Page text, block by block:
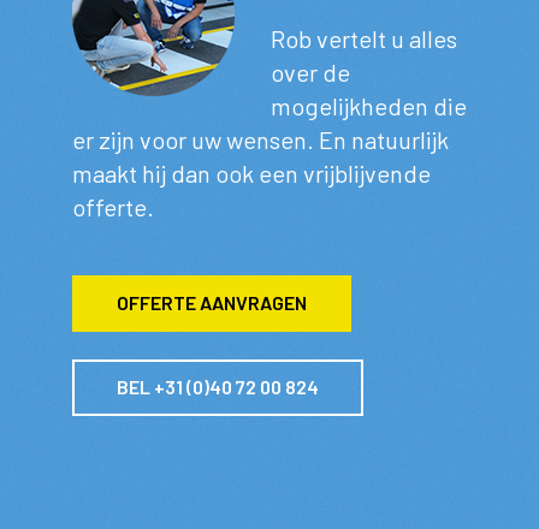
Rob vertelt u alles
over de
mogelijkheden die
er zijn voor uw wensen. En natuurlijk
maakt hij dan ook een vrijblijvende
offerte.
OFFERTE AANVRAGEN
BEL +31 (0)40 72 00 824